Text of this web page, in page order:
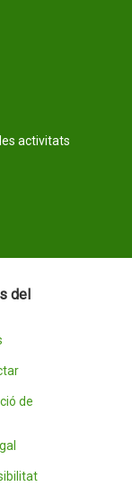
activitats
del
de